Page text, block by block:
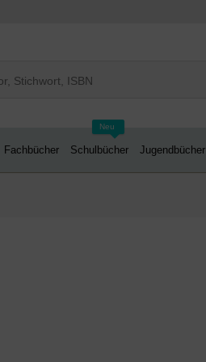
Fachbücher
Neu
Schulbücher Jugendbücher